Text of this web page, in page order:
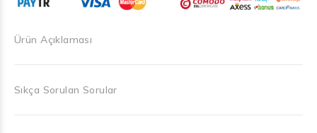
Ürün Açıklaması
Sıkça Sorulan Sorular